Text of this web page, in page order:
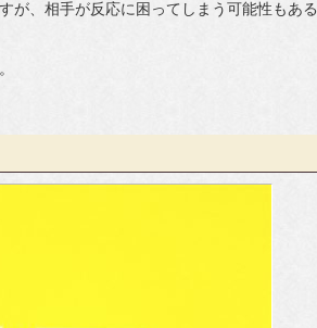
が、相手が反応に困ってしまう可能性もある